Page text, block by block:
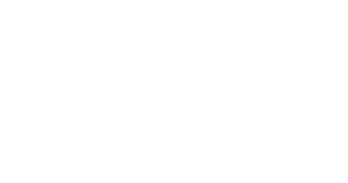
Interesse e conhecimento de